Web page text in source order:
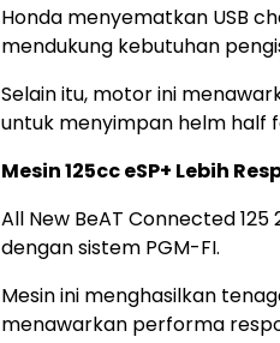
Honda menyematkan USB
mendukung kebutuhan
Selain itu, motor ini
untuk menyimpan helm half
Mesin 125cc eSP+ Lebih
All New BeAT Connected
dengan sistem PGM-FI.
Mesin ini menghasilkan
menawarkan performa